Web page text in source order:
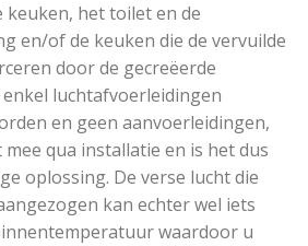
het toilet en de
en/of de keuken die de vervuilde
door de gecreëerde
luchtafvoerleidingen
en geen aanvoerleidingen,
qua installatie en is het dus
oplossing. De verse lucht die
kan echter wel iets
waardoor u